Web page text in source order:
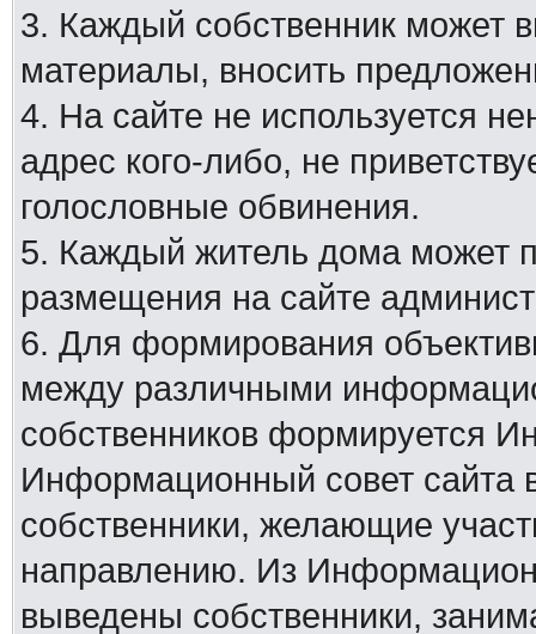
3. Каждый собственник может
материалы, вносить
4. На сайте не используется
адрес кого-либо, не
голословные обвинения.
5. Каждый житель дома может
размещения на сайте
6. Для формирования
между различными
собственников формируется
Информационный совет сайта
собственники, желающие
направлению. Из
выведены собственники,